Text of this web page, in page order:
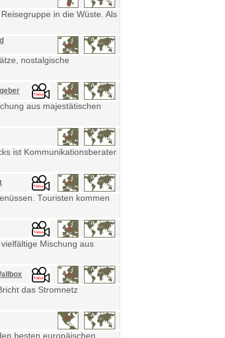
in die Wüste. Als
nostalgische
aus majestätischen
ist Kommunikationsberater
Touristen kommen
Mischung aus
das Stromnetz
besten europäischen